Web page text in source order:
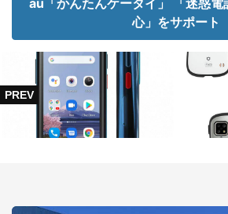
au「かんたんケータイ」 「迷惑電話対策」など「安
心」をサポート